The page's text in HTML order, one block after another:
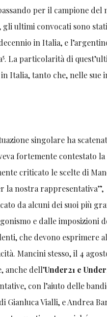
per il campione
gli ultimi convocati sono
in Italia, e
5. La particolarità di
Italia, tanto che, nelle
singolare ha
fortemente contestato
criticato le scelte di
la nostra
da alcuni dei suoi più
e dalle imposizioni
che devono esprimere
Mancini stesso, il 4
anche dell’Under21 e
con l’aiuto delle
Gianluca Vialli, e Andrea